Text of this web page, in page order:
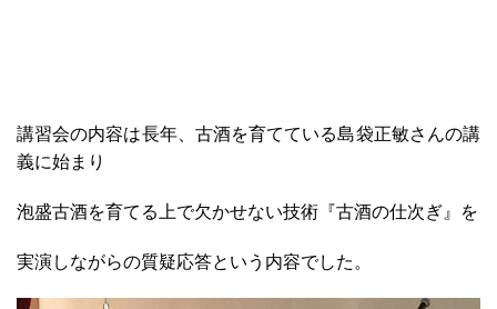
講習会の内容は長年、古酒を育てている島袋正敏さんの講
義に始まり
泡盛古酒を育てる上で欠かせない技術『古酒の仕次ぎ』を
実演しながらの質疑応答という内容でした。